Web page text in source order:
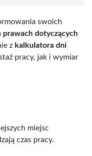
swoich
prawach dotyczących
z kalkulatora dni
pracy, jak i wymiar
miejsc
czas pracy.